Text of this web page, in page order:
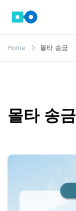
content
모인 해
외송금
Home 몰타 송금
몰타 송금